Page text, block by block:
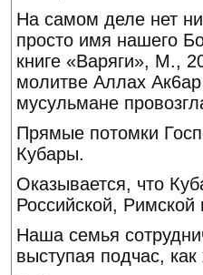
На самом деле нет
просто имя нашего
книге «Варяги», М.,
молитве Аллах
мусульмане
Прямые потомки
Кубары.
Оказывается, что
Российской,
Наша семья
выступая подчас,